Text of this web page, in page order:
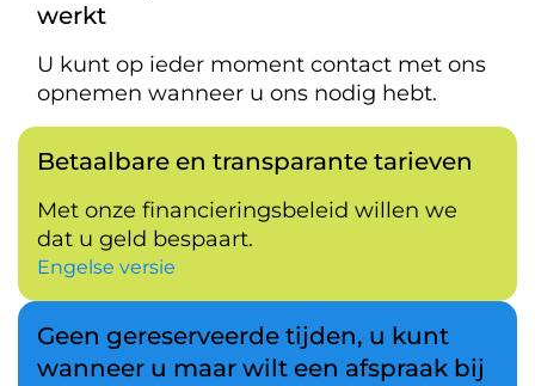
werkt
U kunt op ieder moment contact met ons
opnemen wanneer u ons nodig hebt.
Betaalbare en transparante tarieven
Met onze financieringsbeleid willen we
dat u geld bespaart.
Engelse versie
Geen gereserveerde tijden, u kunt
wanneer u maar wilt een afspraak bij